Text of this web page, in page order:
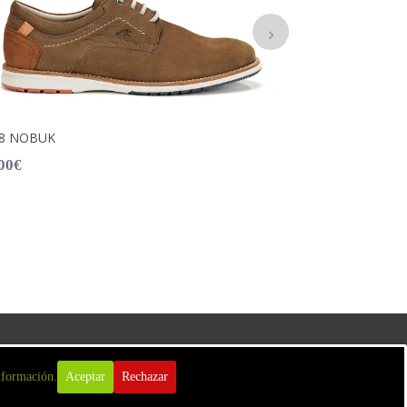
NOBUK
€
de Cookies Condiciones Generales de Compra
Aceptar Rechazar